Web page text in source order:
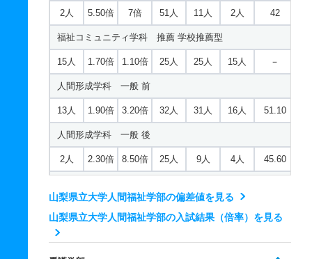
2人 5.50倍 7倍 51人 11人 2人 42
福祉コミュニティ学科 推薦 学校推薦型
15人 1.70倍 1.10倍 25人 25人 15人 －
人間形成学科 一般 前
13人 1.90倍 3.20倍 32人 31人 16人 51.10
人間形成学科 一般 後
2人 2.30倍 8.50倍 25人 9人 4人 45.60
山梨県立大学人間福祉学部の偏差値を見る
山梨県立大学人間福祉学部の入試結果（倍率）を見る